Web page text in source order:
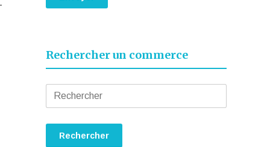
Rechercher un commerce